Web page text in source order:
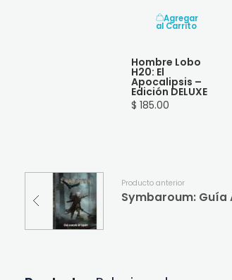
Hombre Lobo
H20: El
Apocalipsis –
Edición DELUXE
$ 185.00
Agregar
al Carrito
Producto anterior
Symbaroum: Guía